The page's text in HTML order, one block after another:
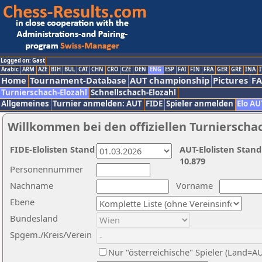
Logged on: Gast
Arabic ARM AZE BIH BUL CAT CHN CRO CZE DEN ENG ESP FAI FIN FRA GER GRE INA
Home Tournament-Database AUT championship Pictures
Turnierschach-Elozahl Schnellschach-Elozahl
Allgemeines Turnier anmelden: AUT FIDE Spieler anmelden Elo
Willkommen bei den offiziellen
Nachname
Vorname
Ebene
Personennummer
Bundesland
Spgem./Kreis/Verein
Nur "österreichische" Spieler
AUT-Elolisten
10.879
FIDE-Elolisten Stand